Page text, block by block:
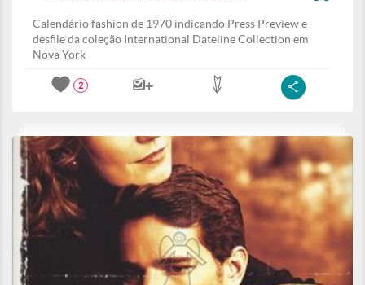
Calendário fashion de 1970 indicando Press Preview e
desfile da coleção International Dateline Collection em
Nova York
2